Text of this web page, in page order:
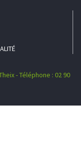
- Téléphone : 02 90